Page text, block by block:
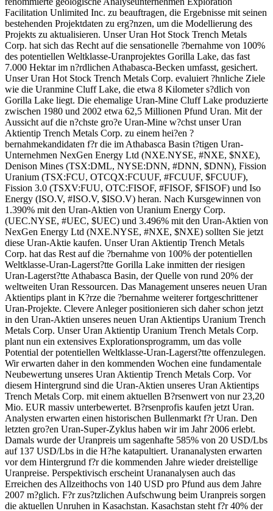
Facilitation Unlimited Inc. zu beauftragen, die Ergebnisse mit seinen
bestehenden Projektdaten zu erg?nzen, um die Modellierung des
Projekts zu aktualisieren. Unser Uran Hot Stock Trench Metals
Corp. hat sich das Recht auf die sensationelle ?bernahme von 100%
des potentiellen Weltklasse-Uranprojektes Gorilla Lake, das fast
7.000 Hektar im n?rdlichen Athabasca-Becken umfasst, gesichert.
Unser Uran Hot Stock Trench Metals Corp. evaluiert ?hnliche Ziele
wie die Uranmine Cluff Lake, die etwa 8 Kilometer s?dlich von
Gorilla Lake liegt. Die ehemalige Uran-Mine Cluff Lake produzierte
zwischen 1980 und 2002 etwa 62,5 Millionen Pfund Uran. Mit der
Aussicht auf die n?chste gro?e Uran-Mine w?chst unser Uran
Aktientip Trench Metals Corp. zu einem hei?en ?
bernahmekandidaten f?r die im Athabasca Basin t?tigen Uran-
Unternehmen NexGen Energy Ltd (NXE.NYSE, #NXE, $NXE),
Denison Mines (TSX:DML, NYSE:DNN, #DNN, $DNN), Fission
Uranium (TSX:FCU, OTCQX:FCUUF, #FCUUF, $FCUUF),
Fission 3.0 (TSXV:FUU, OTC:FISOF, #FISOF, $FISOF) und Iso
Energy (ISO.V, #ISO.V, $ISO.V) heran. Nach Kursgewinnen von
1.390% mit den Uran-Aktien von Uranium Energy Corp.
(UEC.NYSE, #UEC, $UEC) und 3.496% mit den Uran-Aktien von
NexGen Energy Ltd (NXE.NYSE, #NXE, $NXE) sollten Sie jetzt
diese Uran-Aktie kaufen. Unser Uran Aktientip Trench Metals
Corp. hat das Rest auf die ?bernahme von 100% der potentiellen
Weltklasse-Uran-Lagerst?tte Gorilla Lake inmitten der riesigen
Uran-Lagerst?tte Athabasca Basin, der Quelle von rund 20% der
weltweiten Uran Ressourcen. Das Management unseres neuen Uran
Aktientips plant in K?rze die ?bernahme weiterer fortgeschrittener
Uran-Projekte. Clevere Anleger positionieren sich daher schon jetzt
in den Uran-Aktien unseres neuen Uran Aktientips Uranium Trench
Metals Corp. Unser Uran Aktientip Uranium Trench Metals Corp.
plant nun ein extensives Explorationsprogramm, um das volle
Potential der potentiellen Weltklasse-Uran-Lagerst?tte offenzulegen.
Wir erwarten daher in den kommenden Wochen eine fundamentale
Neubewertung unseres Uran Aktientip Trench Metals Corp. Vor
diesem Hintergrund sind die Uran-Aktien unseres Uran Aktientips
Trench Metals Corp. mit einem aktuellen B?rsenwert von nur 23,20
Mio. EUR massiv unterbewertet. B?rsenprofis kaufen jetzt Uran.
Analysten erwarten einen historischen Bullenmarkt f?r Uran. Den
letzten gro?en Uran-Super-Zyklus haben wir im Jahr 2006 erlebt.
Damals wurde der Uranpreis um sagenhafte 585% von 20 USD/Lbs
auf 137 USD/Lbs in die H?he katapultiert. Urananalysten erwarten
vor dem Hintergrund f?r die kommenden Jahre wieder dreistellige
Uranpreise. Perspektivisch erscheint Urananalysen auch das
Erreichen des Allzeithochs von 140 USD pro Pfund aus dem Jahre
2007 m?glich. F?r zus?tzlichen Aufschwung beim Uranpreis sorgen
die aktuellen Unruhen in Kasachstan. Kasachstan steht f?r 40% der